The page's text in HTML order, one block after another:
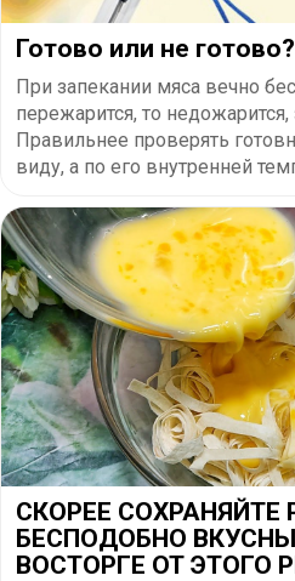
Готово или не готово?
При запекании мяса вечно
пережарится, то
Правильнее проверять
виду, а по его внутренней
СКОРЕЕ СОХРАНЯЙТЕ
БЕСПОДОБНО
ВОСТОРГЕ ОТ ЭТОГО